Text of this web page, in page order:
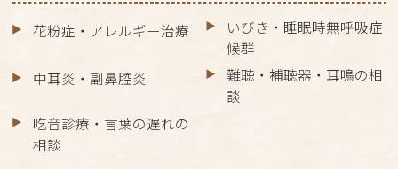
花粉症・アレルギー治療
いびき・睡眠時無呼吸症
候群
中耳炎・副鼻腔炎
難聴・補聴器・耳鳴の相
談
吃音診療・言葉の遅れの
相談